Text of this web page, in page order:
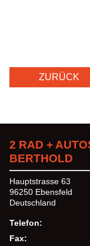
ZURÜCK
2 RAD +
BERTHOLD
Hauptstrasse 63
96250 Ebensfeld
Deutschland
Telefon:
Fax: